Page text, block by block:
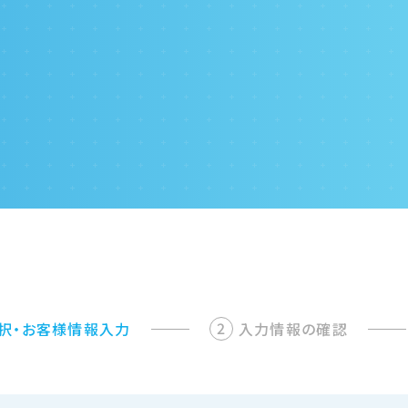
・お客様情報入力 入力情報の確認